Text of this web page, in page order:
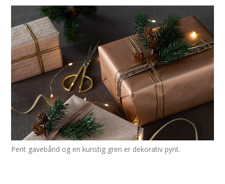
Pent gavebånd og en kunstig gren er dekorativ pynt.